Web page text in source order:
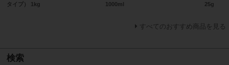
タイプ） 1kg
1000ml
25g
すべてのおすすめ商品を見る
検索